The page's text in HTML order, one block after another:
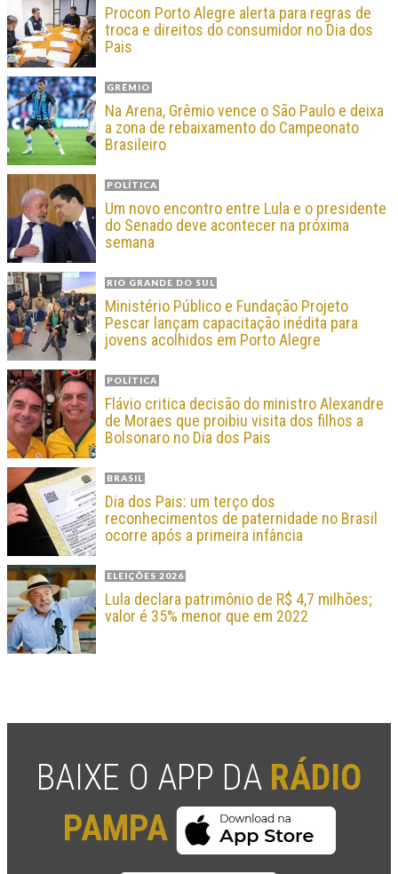
Procon Porto Alegre alerta para regras de
troca e direitos do consumidor no Dia dos
Pais
GRÊMIO
Na Arena, Grêmio vence o São Paulo e deixa
a zona de rebaixamento do Campeonato
Brasileiro
POLÍTICA
Um novo encontro entre Lula e o presidente
do Senado deve acontecer na próxima
semana
RIO GRANDE DO SUL
Ministério Público e Fundação Projeto
Pescar lançam capacitação inédita para
jovens acolhidos em Porto Alegre
POLÍTICA
Flávio critica decisão do ministro Alexandre
de Moraes que proibiu visita dos filhos a
Bolsonaro no Dia dos Pais
BRASIL
Dia dos Pais: um terço dos
reconhecimentos de paternidade no Brasil
ocorre após a primeira infância
ELEIÇÕES 2026
Lula declara patrimônio de R$ 4,7 milhões;
valor é 35% menor que em 2022
BAIXE O APP DA RÁDIO
PAMPA